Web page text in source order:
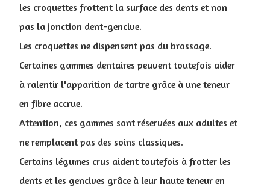
les croquettes frottent la surface des dents et non
pas la jonction dent-gencive.
Les croquettes ne dispensent pas du brossage.
Certaines gammes dentaires peuvent toutefois aider
à ralentir l'apparition de tartre grâce à une teneur
en fibre accrue.
Attention, ces gammes sont réservées aux adultes et
ne remplacent pas des soins classiques.
Certains légumes crus aident toutefois à frotter les
dents et les gencives grâce à leur haute teneur en